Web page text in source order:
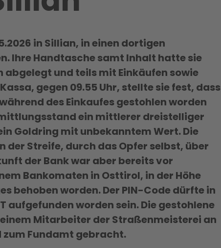
in Sillian, in einen dortigen
Ihre Handtasche samt Inhalt hatte sie
abgelegt und teils mit Einkäufen sowie
gegen 09.55 Uhr, stellte sie fest, dass
des Einkaufes gestohlen worden
ein mittlerer dreistelliger
Goldring mit unbekanntem Wert. Die
Streife, durch das Opfer selbst, über
der Bank war aber bereits vor
Bankomaten in Osttirol, in der Höhe
behoben worden. Der PIN-Code dürfte in
aufgefunden worden sein. Die gestohlene
Mitarbeiter der Straßenmeisterei an
Fundamt gebracht.